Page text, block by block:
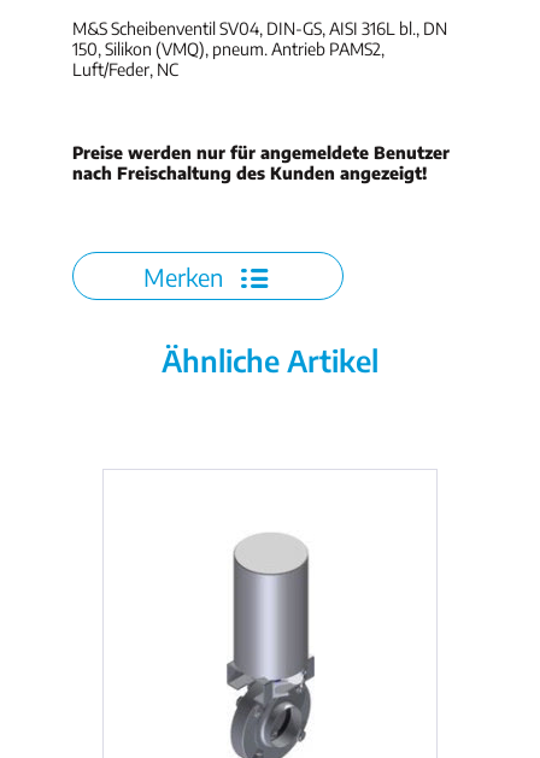
M&S Scheibenventil SV04, DIN-GS, AISI 316L bl., DN
150, Silikon (VMQ), pneum. Antrieb PAMS2,
Luft/Feder, NC
Preise werden nur für angemeldete Benutzer
nach Freischaltung des Kunden angezeigt!
Merken
Ähnliche Artikel